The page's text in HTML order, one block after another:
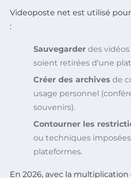
Videoposte net est utilisé
:
Sauvegarder des
soient retirées d'une
Créer des archives de
usage personnel
souvenirs).
Contourner les
ou techniques
plateformes.
En 2026, avec la